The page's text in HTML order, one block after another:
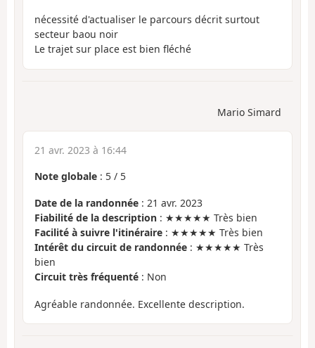
nécessité d'actualiser le parcours décrit surtout
secteur baou noir
Le trajet sur place est bien fléché
Mario Simard
21 avr. 2023 à 16:44
Note globale : 5 / 5
Date de la randonnée : 21 avr. 2023
Fiabilité de la description : ★★★★★ Très bien
Facilité à suivre l'itinéraire : ★★★★★ Très bien
Intérêt du circuit de randonnée : ★★★★★ Très
bien
Circuit très fréquenté : Non
Agréable randonnée. Excellente description.